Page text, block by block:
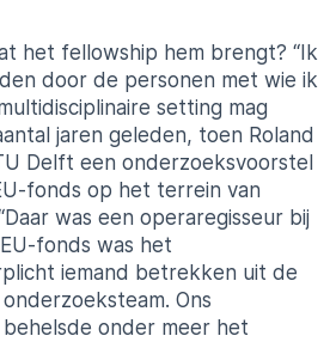
het fellowship hem brengt? “Ik
door de personen met wie ik
setting mag
jaren geleden, toen Roland
Delft een onderzoeksvoorstel
fonds op het terrein van
was een operaregisseur bij
fonds was het
iemand betrekken uit de
Ons
onder meer het